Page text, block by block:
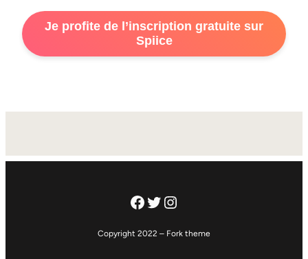
Je profite de l’inscription gratuite sur
Spiice
Facebook
Twitter
Instagram
Copyright 2022 – Fork theme